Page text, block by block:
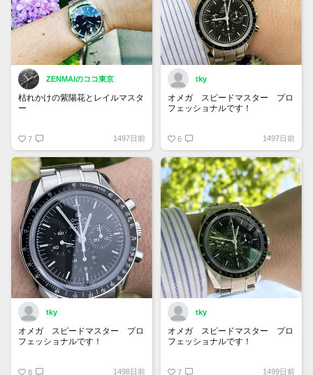
ZENMAIのココ東京
枯れかけの紫陽花とレイルマスタ
ー
#オメガ #シーマスター #コーア
クシャル #アクアテラ #レイルマ
スター #250352 #omegawatches
#seamaster #aquaterra
#railmaster .
7 1497日前
tky
オメガ スピードマスター プロ
フェッショナルです！
ていて、小さくても秒針がとても
見やすいです！
6 1497日前
tky
オメガ スピードマスター プロ
フェッショナルです！
毎日つけてても飽きのこないデザ
8 1498日前
tky
オメガ スピードマスター プロ
フェッショナルです！
ティ感が強く、男が好きな顔面を
7 1499日前